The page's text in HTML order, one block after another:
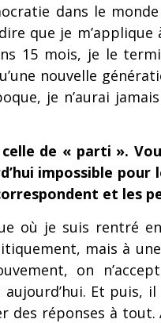
dans le
que je
15 mois, je le
nouvelle
je n’aurai
de « parti ».
impossible
et les
où je suis
mais à
on
Et
réponses à